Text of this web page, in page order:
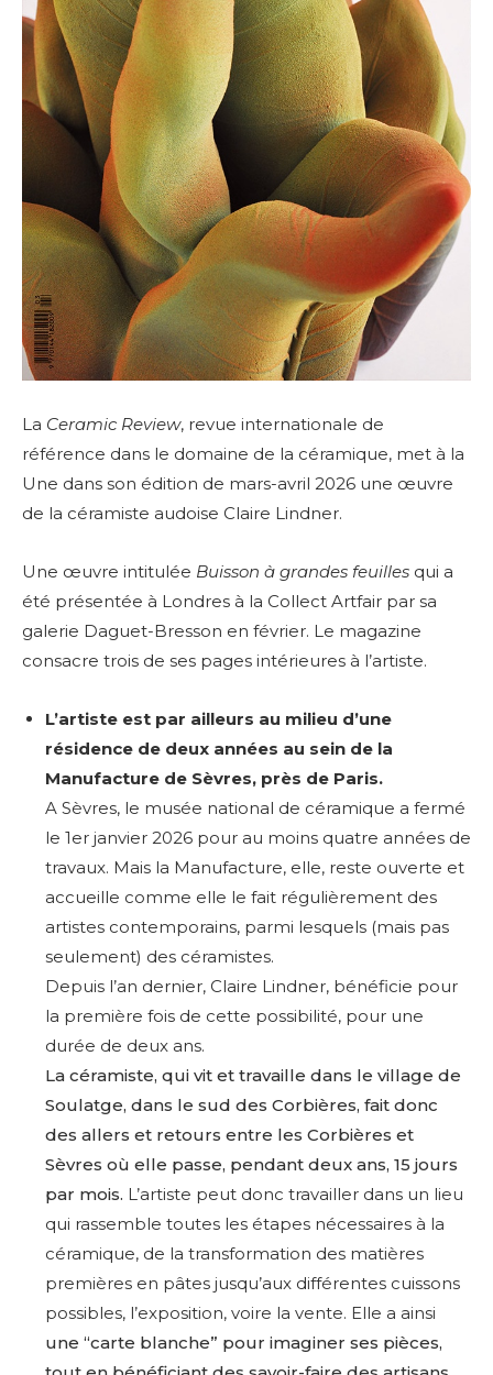
La Ceramic Review, revue internationale de
référence dans le domaine de la céramique, met à la
Une dans son édition de mars-avril 2026 une œuvre
de la céramiste audoise Claire Lindner.
Une œuvre intitulée Buisson à grandes feuilles qui a
été présentée à Londres à la Collect Artfair par sa
galerie Daguet-Bresson en février. Le magazine
consacre trois de ses pages intérieures à l’artiste.
L’artiste est par ailleurs au milieu d’une
résidence de deux années au sein de la
Manufacture de Sèvres, près de Paris.
A Sèvres, le musée national de céramique a fermé
le 1er janvier 2026 pour au moins quatre années de
travaux. Mais la Manufacture, elle, reste ouverte et
accueille comme elle le fait régulièrement des
artistes contemporains, parmi lesquels (mais pas
seulement) des céramistes.
Depuis l’an dernier, Claire Lindner, bénéficie pour
la première fois de cette possibilité, pour une
durée de deux ans.
La céramiste, qui vit et travaille dans le village de
Soulatge, dans le sud des Corbières, fait donc
des allers et retours entre les Corbières et
Sèvres où elle passe, pendant deux ans, 15 jours
par mois. L’artiste peut donc travailler dans un lieu
qui rassemble toutes les étapes nécessaires à la
céramique, de la transformation des matières
premières en pâtes jusqu’aux différentes cuissons
possibles, l’exposition, voire la vente. Elle a ainsi
une “carte blanche” pour imaginer ses pièces,